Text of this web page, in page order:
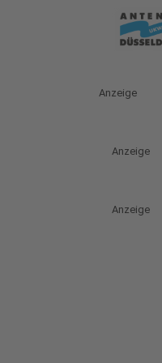
Anzeige
Anzeige
Anzeige